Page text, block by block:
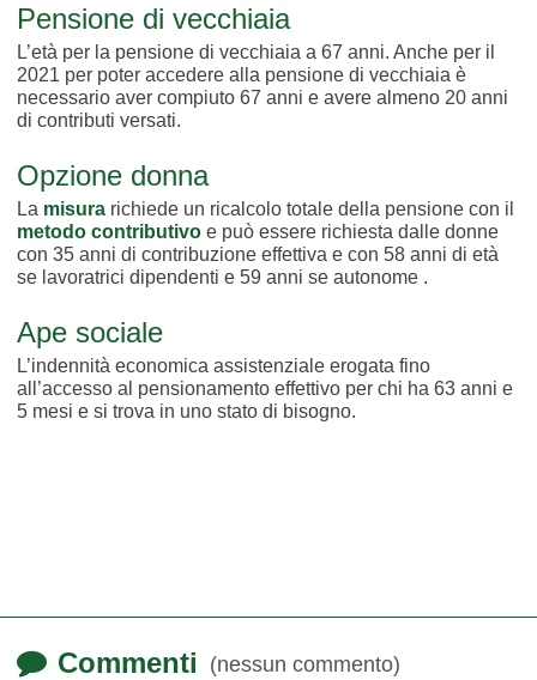
Pensione di vecchiaia
L’età per la pensione di vecchiaia a 67 anni. Anche per il
2021 per poter accedere alla pensione di vecchiaia è
necessario aver compiuto 67 anni e avere almeno 20 anni
di contributi versati.
Opzione donna
La misurarichiede un ricalcolo totale della pensione con il
metodo contributivoe può essere richiesta dalle donne
con 35 anni di contribuzione effettiva e con 58 anni di età
se lavoratrici dipendenti e 59 anni se autonome .
Ape sociale
L’indennità economica assistenziale erogata fino
all’accesso al pensionamento effettivo per chi ha 63 anni e
5 mesi e si trova in uno stato di bisogno.
Commenti (nessun commento)